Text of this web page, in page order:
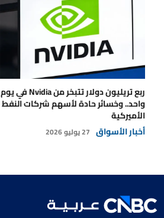
ربع تريليون دولار تتبخر من Nvidia في يوم
واحد.. وخسائر حادة لأسهم شركات النفط
الأميركية
أخبار الأسواق 27 يوليو 2026